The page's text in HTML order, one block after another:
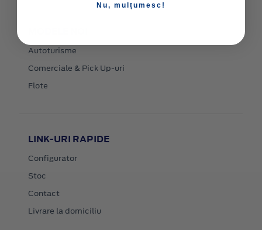
Autoturisme
Comerciale & Pick Up-uri
Flote
LINK-URI RAPIDE
Configurator
Stoc
Contact
Livrare la domiciliu
Nu, mulțumesc!